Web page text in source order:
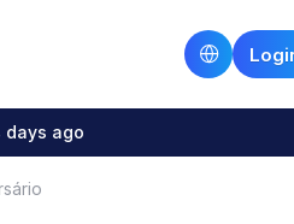
days ago